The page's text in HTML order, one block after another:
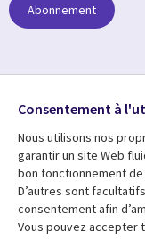
Ressources
Abonnement
Suivez-nous
Social
Media
Global
FR
Consentement à
Nous utilisons nos
garantir un site Web
bon fonctionnement
D’autres sont
consentement afin
Vous pouvez accepter